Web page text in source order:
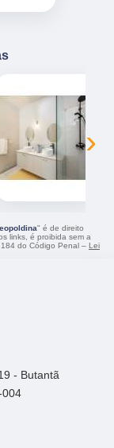
›
" é de direito
links, é proibida sem a
do Código Penal – Lei
- Butantã
004